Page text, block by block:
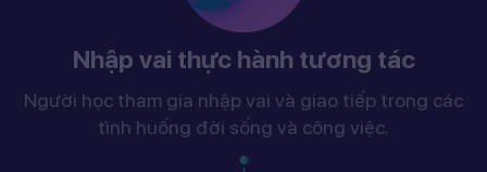
Nhập vai thực hành tương tác
Người học tham gia nhập vai và giao tiếp trong các
tình huống đời sống và công việc.